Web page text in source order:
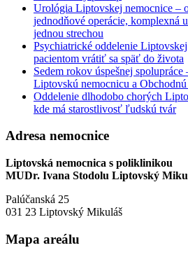
Urológia Liptovskej nemocnice –
jednodňové operácie, komplexná
jednou strechou
Psychiatrické oddelenie
pacientom vrátiť sa späť do života
Sedem rokov úspešnej
Liptovskú nemocnicu a
Oddelenie dlhodobo chorých
kde má starostlivosť ľudskú tvár
Adresa nemocnice
Liptovská nemocnica s poliklinikou
MUDr. Ivana Stodolu Liptovský
Palúčanská 25
031 23 Liptovský Mikuláš
Mapa areálu